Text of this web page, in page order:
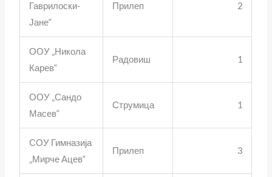
Гаврилоски-
Јане“
Прилеп 2
ООУ „Никола
Карев“
Радовиш 1
ООУ „Сандо
Масев“
Струмица 1
СОУ Гимназија
„Мирче Ацев“
Прилеп 3